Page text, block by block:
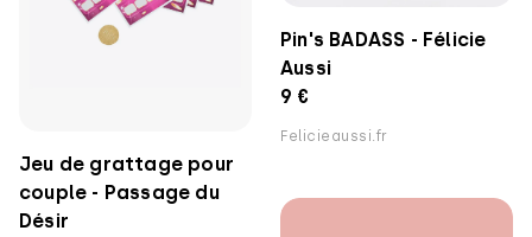
Pin's BADASS - Félicie
Aussi
9 €
Felicieaussi.fr
Jeu de grattage pour
couple - Passage du
Désir